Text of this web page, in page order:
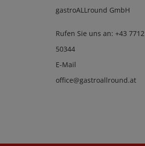
gastroALLround GmbH
Rufen Sie uns an: +43 7712
50344
E-Mail
office@gastroallround.at